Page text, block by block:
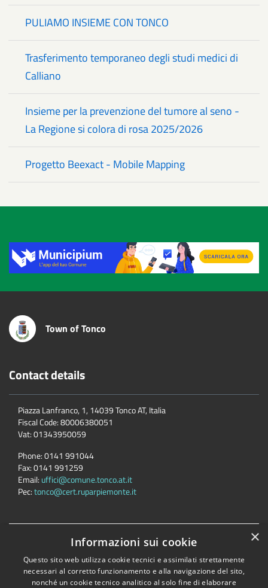
PULIAMO INSIEME CON TONCO
Trasferimento temporaneo degli studi medici di
Calliano
Insieme per la prevenzione del tumore al seno -
La Regione si colora di rosa 2025/2026
Progetto Beexact - Mobile Mapping
Title
Town of Tonco
Contact details
Piazza Lanfranco, 1, 14039 Tonco AT, Italia
Fiscal Code:80006380051
Vat:01343950059
Phone:0141 991044
Fax:0141 991259
Email: uffici@comune.tonco.at.it
Pec:tonco@cert.ruparpiemonte.it
Accessibility Privacy Cookie
Sitemap
Comune convenzionatoAstigov
×
Informazioni sui cookie
Questo sito web utilizza cookie tecnici e assimilati strettamente
necessari al corretto funzionamento e alla navigazione del sito,
nonché un cookie tecnico analitico al solo fine di elaborare